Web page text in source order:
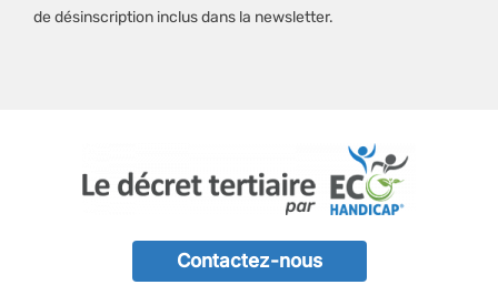
de désinscription inclus dans la newsletter.
Contactez-nous